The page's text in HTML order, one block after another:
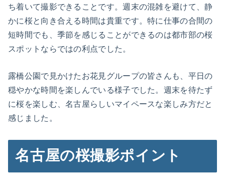
ち着いて撮影できることです。週末の混雑を避けて、静
かに桜と向き合える時間は貴重です。特に仕事の合間の
短時間でも、季節を感じることができるのは都市部の桜
スポットならではの利点でした。
露橋公園で見かけたお花見グループの皆さんも、平日の
穏やかな時間を楽しんでいる様子でした。週末を待たず
に桜を楽しむ、名古屋らしいマイペースな楽しみ方だと
感じました。
名古屋の桜撮影ポイント